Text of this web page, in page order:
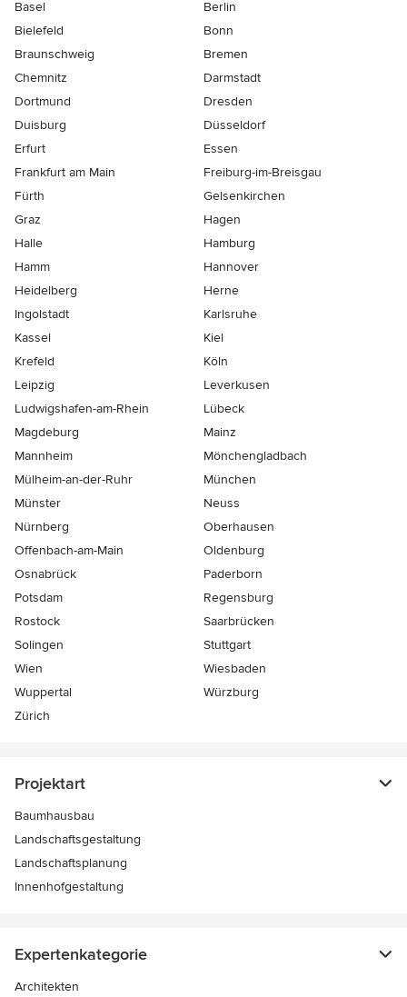
Basel
Berlin
Bielefeld
Bonn
Braunschweig
Bremen
Chemnitz
Darmstadt
Dortmund
Dresden
Duisburg
Düsseldorf
Erfurt
Essen
Frankfurt am Main
Freiburg-im-Breisgau
Fürth
Gelsenkirchen
Graz
Hagen
Halle
Hamburg
Hamm
Hannover
Heidelberg
Herne
Ingolstadt
Karlsruhe
Kassel
Kiel
Krefeld
Köln
Leipzig
Leverkusen
Ludwigshafen-am-Rhein
Lübeck
Magdeburg
Mainz
Mannheim
Mönchen­gladbach
Mülheim-an-der-Ruhr
München
Münster
Neuss
Nürnberg
Oberhausen
Offenbach-am-Main
Oldenburg
Osnabrück
Paderborn
Potsdam
Regensburg
Rostock
Saarbrücken
Solingen
Stuttgart
Wien
Wiesbaden
Wuppertal
Würzburg
Zürich
Projektart
Baumhausbau
Landschaftsgestaltung
Landschaftsplanung
Innenhofgestaltung
Expertenkategorie
Architekten